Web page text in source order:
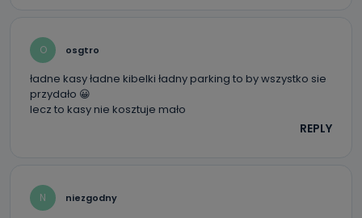
O osgtro
ładne kasy ładne kibelki ładny parking to by wszystko sie
przydało 😀
lecz to kasy nie kosztuje mało
REPLY
N niezgodny